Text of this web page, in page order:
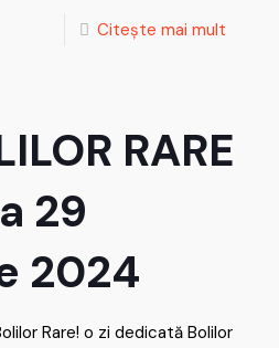
Citește mai mult
RARE
29
2024
Rare! o zi dedicată Bolilor